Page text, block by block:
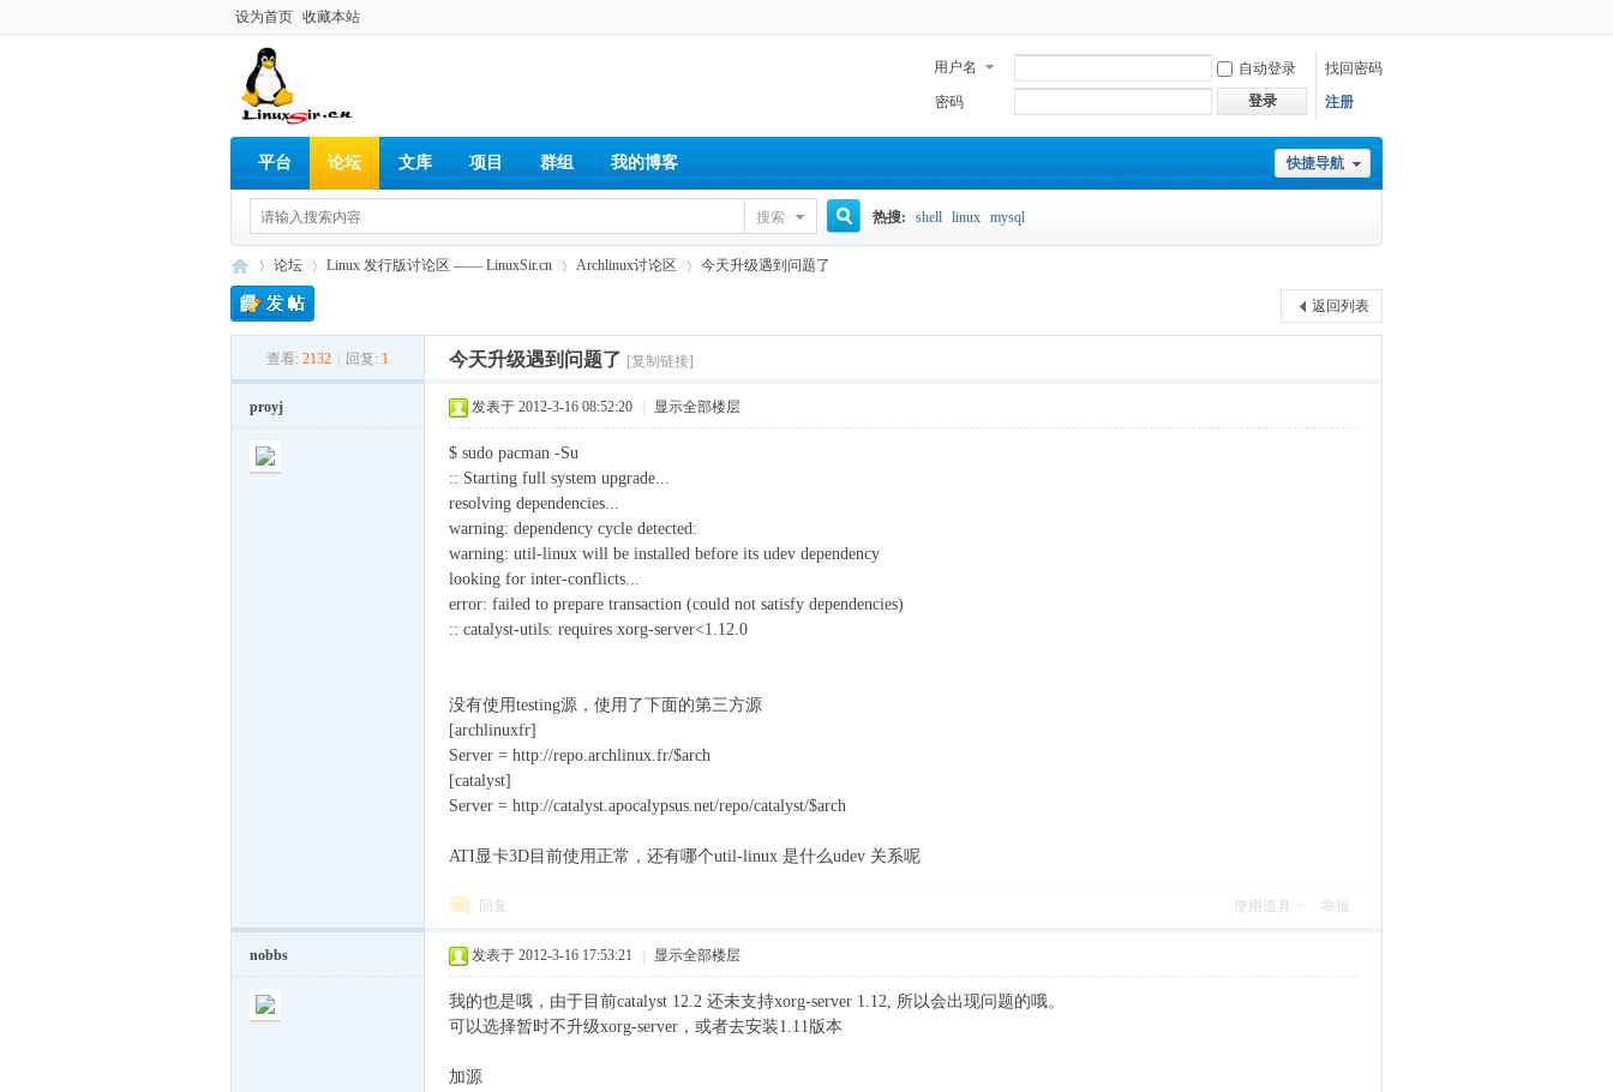
设为首页 收藏本站
用户名 自动登录
找回密码
密码
登录 注册
快捷导航
平台 论坛 文库 项目 群组 我的博客
搜索
搜
热搜: shell linux mysql
论坛
›
Linux 发行版讨论区 —— LinuxSir.cn
›
Archlinux讨论区
›
今天升级遇到问题了
返回列表
查看: 2132 回复: 1 今天升级遇到问题了 [复制链接]
proyj 发表于 2012-3-16 08:52:20 显示全部楼层
$ sudo pacman -Su
:: Starting full system upgrade...
resolving dependencies...
warning: dependency cycle detected:
warning: util-linux will be installed before its udev dependency
looking for inter-conflicts...
error: failed to prepare transaction (could not satisfy dependencies)
:: catalyst-utils: requires xorg-server<1.12.0
没有使用testing源，使用了下面的第三方源
[archlinuxfr]
Server = http://repo.archlinux.fr/$arch
[catalyst]
Server = http://catalyst.apocalypsus.net/repo/catalyst/$arch
ATI显卡3D目前使用正常，还有哪个util-linux 是什么udev 关系呢
回复 使用道具 举报
nobbs 发表于 2012-3-16 17:53:21 显示全部楼层
我的也是哦，由于目前catalyst 12.2 还未支持xorg-server 1.12, 所以会出现问题的哦。
可以选择暂时不升级xorg-server，或者去安装1.11版本
加源